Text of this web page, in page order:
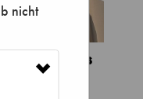
nicht
| Do. bis
Uhr